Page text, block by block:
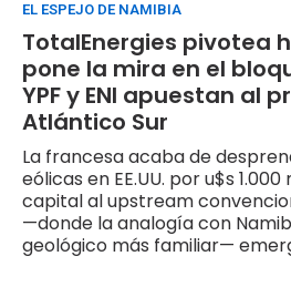
EL ESPEJO DE NAMIBIA
TotalEnergies pivotea
pone la mira en el
YPF y ENI apuestan al
Atlántico Sur
La francesa acaba de
eólicas en EE.UU. por u$s
capital al upstream
—donde la analogía con
geológico más familiar—